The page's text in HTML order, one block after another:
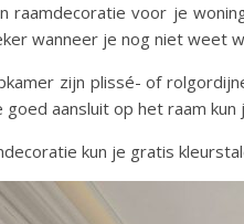
raamdecoratie voor je
wanneer je nog niet weet
zijn plissé- of
aansluit op het raam kun
kun je gratis